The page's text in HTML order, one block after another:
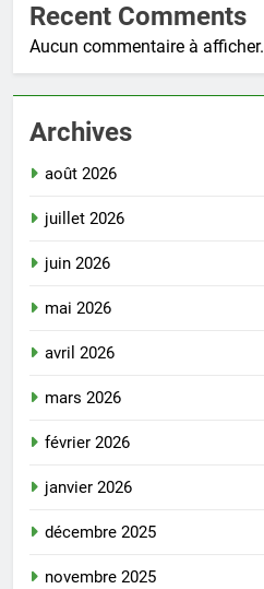
Recent Comments
Aucun commentaire à afficher.
Archives
août 2026
juillet 2026
juin 2026
mai 2026
avril 2026
mars 2026
février 2026
janvier 2026
décembre 2025
novembre 2025